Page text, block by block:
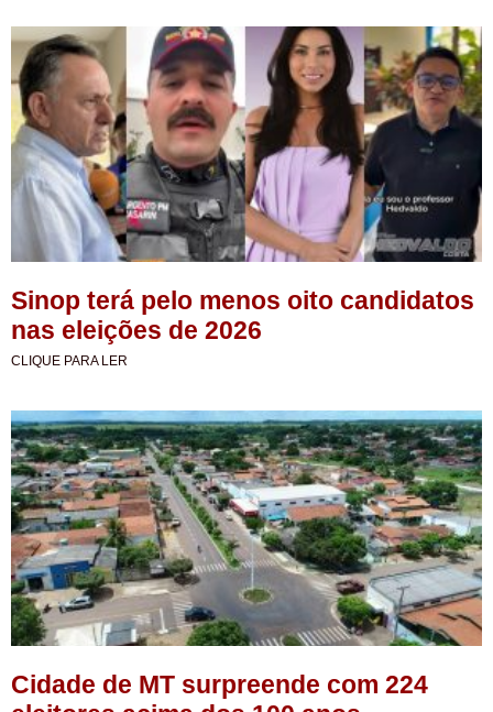
Sinop terá pelo menos oito candidatos
nas eleições de 2026
CLIQUE PARA LER
Cidade de MT surpreende com 224